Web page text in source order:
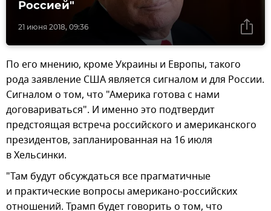
21 июня 2018, 09:36
Россией"
По его мнению, кроме Украины и Европы, такого
рода заявление США является сигналом и для России.
Сигналом о том, что "Америка готова с нами
договариваться". И именно это подтвердит
предстоящая встреча российского и американского
президентов, запланированная на 16 июля
в Хельсинки.
"Там будут обсуждаться все прагматичные
и практические вопросы американо-российских
отношений. Трамп будет говорить о том, что